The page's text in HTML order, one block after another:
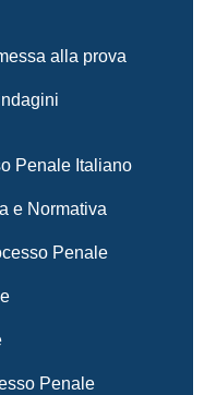
alla prova
Penale Italiano
e Normativa
Penale
Penale